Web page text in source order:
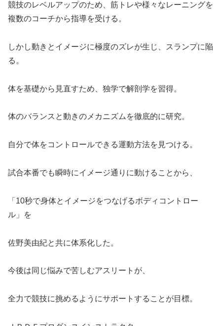
競技のレベルアップのため、筋トレや様々なレーニングを
複数のコーチから指導を受ける。
しかし動きとイメージに極度のズレが生じ、スランプに陥
る。
体を基礎から見直すため、独学で解剖学を習得。
体のバランスと動きのメカニズムを徹底的に研究。
自分で体をコントロールできる運動方法を見つける。
試合本番でも瞬時にイメージ通りに動けることから、
「10秒で身体とイメージをつなげるボディコントロー
ル」を
佐野美由紀と共に体系化した。
今後は同じ悩みで苦しむアスリートが、
全力で競技に挑めるようにサポートすることが目標。